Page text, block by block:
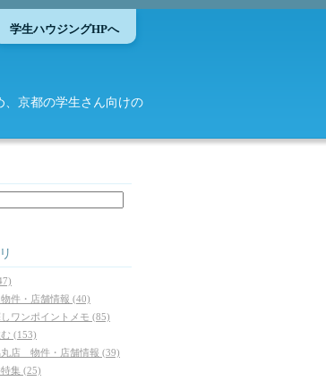
、京都の学生さん向けの
学生ハウジングHPへ
件・店舗情報 (40)
ワンポイントメモ (85)
(153)
丸店 物件・店舗情報 (39)
集 (25)